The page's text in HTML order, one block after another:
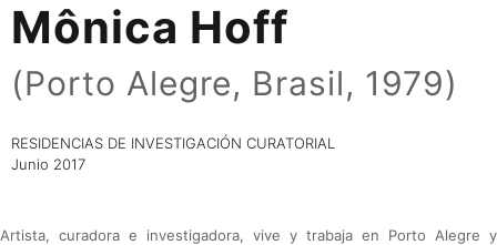
Mônica Hoff
(Porto Alegre, Brasil, 1979)
RESIDENCIAS DE INVESTIGACIÓN CURATORIAL
Junio 2017
Artista, curadora e investigadora, vive y trabaja en Porto Alegre y